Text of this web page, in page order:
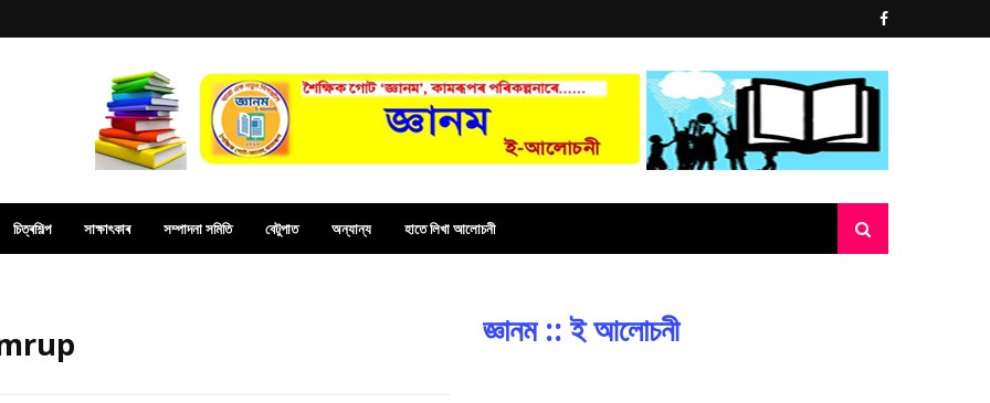
চিত্ৰশিল্প সাক্ষাৎকাৰ সম্পাদনা সমিতি বেটুপাত অন্যান্য হাতে লিখা আলোচনী
জ্ঞানম :: ই আলোচনী